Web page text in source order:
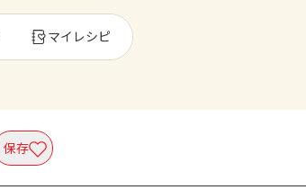
マイレシピ
保存